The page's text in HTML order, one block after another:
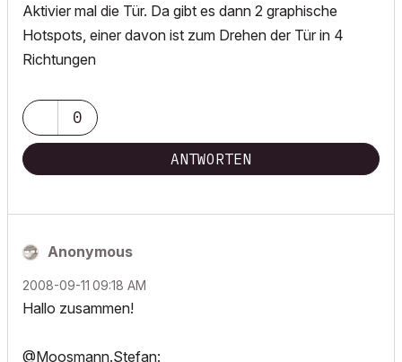
Aktivier mal die Tür. Da gibt es dann 2 graphische
Hotspots, einer davon ist zum Drehen der Tür in 4
Richtungen
0
ANTWORTEN
Anonymous
‎2008-09-11 09:18 AM
Hallo zusammen!
@Moosmann.Stefan: